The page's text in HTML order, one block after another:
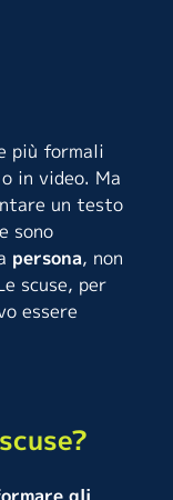
più formali
in video. Ma
un testo
sono
persona, non
scuse, per
essere